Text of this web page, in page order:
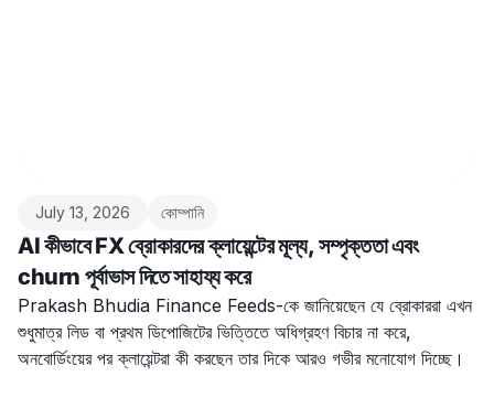
July 13, 2026 কোম্পানি
AI কীভাবে FX ব্রোকারদের ক্লায়েন্টের মূল্য, সম্পৃক্ততা এবং
churn পূর্বাভাস দিতে সাহায্য করে
Prakash Bhudia Finance Feeds-কে জানিয়েছেন যে ব্রোকাররা এখন
শুধুমাত্র লিড বা প্রথম ডিপোজিটের ভিত্তিতে অধিগ্রহণ বিচার না করে,
অনবোর্ডিংয়ের পর ক্লায়েন্টরা কী করছেন তার দিকে আরও গভীর মনোযোগ দিচ্ছে।